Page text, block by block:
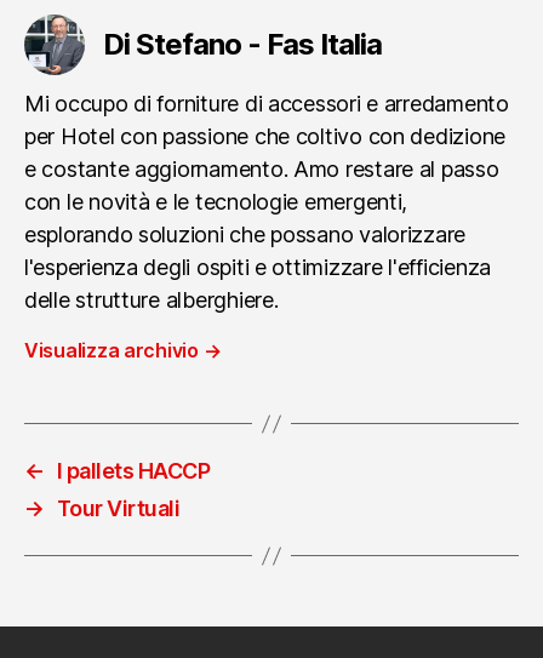
Di Stefano - Fas Italia
Mi occupo di forniture di accessori e arredamento
per Hotel con passione che coltivo con dedizione
e costante aggiornamento. Amo restare al passo
con le novità e le tecnologie emergenti,
esplorando soluzioni che possano valorizzare
l'esperienza degli ospiti e ottimizzare l'efficienza
delle strutture alberghiere.
Visualizza archivio →
←
I pallets HACCP
→
Tour Virtuali